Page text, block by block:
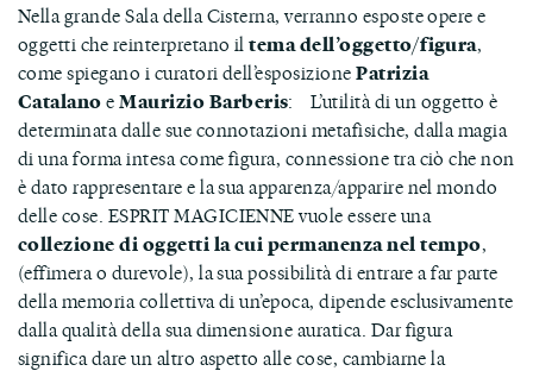
Nella grande Sala della Cisterna, verranno esposte opere e
oggetti che reinterpretano iltema dell’oggetto/figura,
come spiegano i curatori dell’esposizionePatrizia
CatalanoeMaurizioBarberis: L’utilità di un oggetto è
determinata dalle sue connotazioni metafisiche, dalla magia
di una forma intesa come figura, connessione tra ciò che non
è dato rappresentare e la sua apparenza/apparire nel mondo
delle cose. ESPRIT MAGICIENNE vuole essere una
collezione di oggetti la cui permanenza nel tempo,
(effimera o durevole), la sua possibilità di entrare a far parte
della memoria collettiva di un’epoca, dipende esclusivamente
dalla qualità della sua dimensione auratica. Dar figura
significa dare un altro aspetto alle cose, cambiarne la